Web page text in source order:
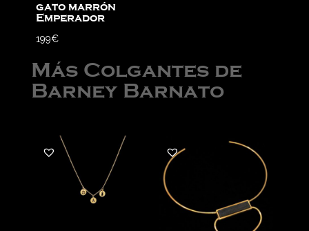
gato marrón
Emperador
199€
Más Colgantes de
Barney Barnato